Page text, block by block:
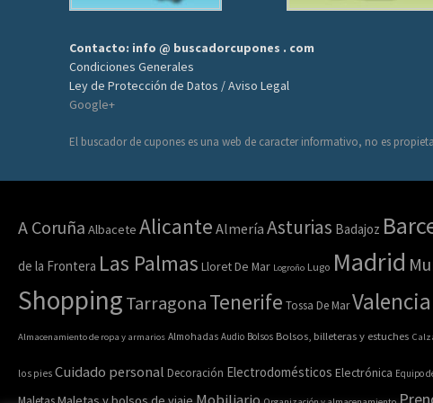
Contacto: info @ buscadorcupones . com
Condiciones Generales
Ley de Protección de Datos / Aviso Legal
Google+
El buscador de cupones es una web de caracter informativo, no es
A Coruña Albacete Alicante Almería Asturias Badajoz
de la Frontera Las Palmas Lloret De Mar Logroño Lugo Madrid
ShoppingTarragonaTenerife Tossa De MarValencia
Almacenamiento de ropa y armarios Almohadas Audio Bolsos Bolsos, billeteras y estuches
los pies Cuidado personal Decoración Electrodomésticos Electrónica Equipo